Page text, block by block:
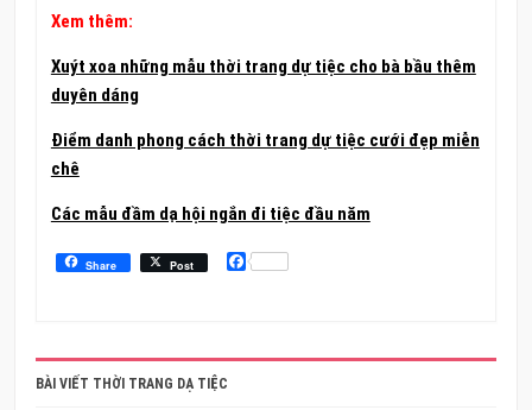
Xem thêm:
Xuýt xoa những mẫu thời trang dự tiệc cho bà bầu thêm
duyên dáng
Điểm danh phong cách thời trang dự tiệc cưới đẹp miễn
chê
Các mẫu đầm dạ hội ngắn đi tiệc đầu năm
Share Post Facebook
BÀI VIẾT THỜI TRANG DẠ TIỆC